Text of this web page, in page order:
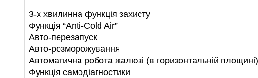
3-х хвилинна функція захисту
Функція “Anti-Cold Air”
Авто-перезапуск
Авто-розморожування
Автоматична робота жалюзі (в горизонтальній площині)
Функція самодіагностики